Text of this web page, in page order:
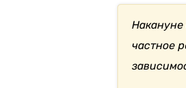
частное